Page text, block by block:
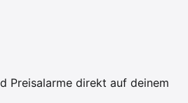
Preisalarme direkt auf deinem